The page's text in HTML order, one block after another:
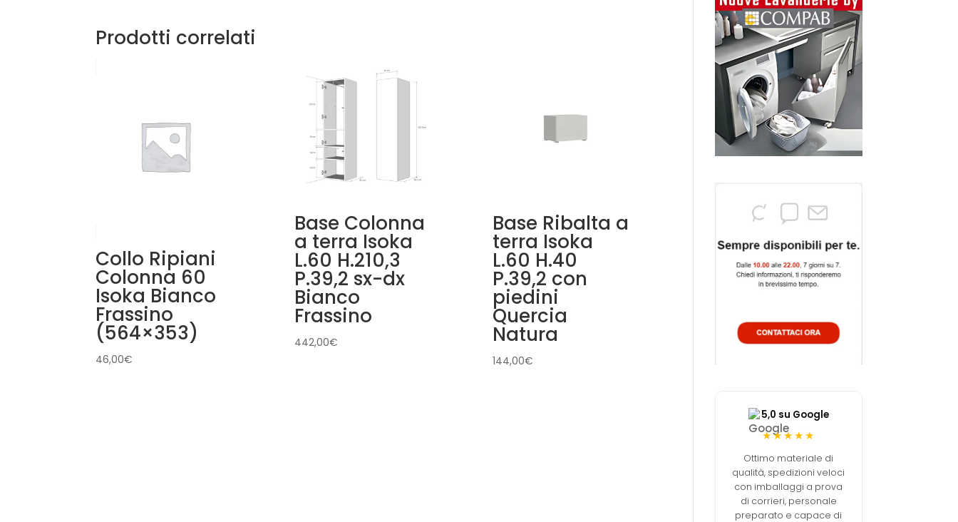
Prodotti correlati
Collo Ripiani
Colonna 60
Isoka Bianco
Frassino
(564×353)
46,00€
Base Colonna
a terra Isoka
L.60 H.210,3
P.39,2 sx-dx
Bianco
Frassino
442,00€
Base Ribalta a
terra Isoka
L.60 H.40
P.39,2 con
piedini
Quercia
Natura
144,00€
5,0 su Google
★★★★★
Ottimo materiale di
qualità, spedizioni veloci
con imballaggi a prova
di corrieri, personale
preparato e capace di